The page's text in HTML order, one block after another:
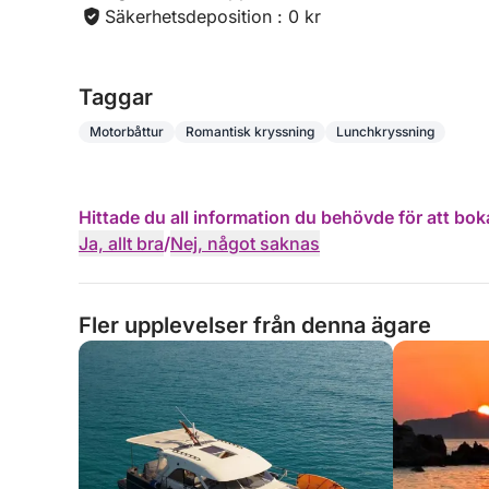
Säkerhetsdeposition : 0 kr
Taggar
Motorbåttur Romantisk kryssning Lunchkryssning
Hittade du all information du behövde för att
Ja, allt bra/Nej, något saknas
Fler upplevelser från denna ägare